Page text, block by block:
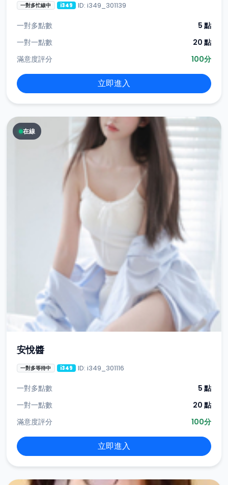
一對多忙線中 i349 ID: i349_301139
一對多點數
5 點
一對一點數
20 點
滿意度評分
100分
立即進入
在線
安悅醬
一對多等待中 i349 ID: i349_301116
一對多點數
5 點
一對一點數
20 點
滿意度評分
100分
立即進入